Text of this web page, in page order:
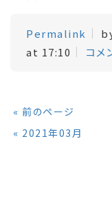
Permalink
at 17:10
コメ
« 前のページ
« 2021年03月